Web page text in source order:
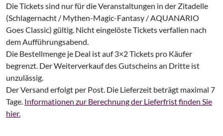
Die Tickets sind nur für die Veranstaltungen in der Zitadelle
(Schlagernacht / Mythen-Magic-Fantasy / AQUANARIO
Goes Classic) gültig. Nicht eingelöste Tickets verfallen nach
dem Aufführungsabend.
Die Bestellmenge je Deal ist auf 3×2 Tickets pro Käufer
begrenzt. Der Weiterverkauf des Gutscheins an Dritte ist
unzulässig.
Der Versand erfolgt per Post. Die Lieferzeit beträgt maximal 7
Tage. Informationen zur Berechnung der Lieferfrist finden Sie
hier.